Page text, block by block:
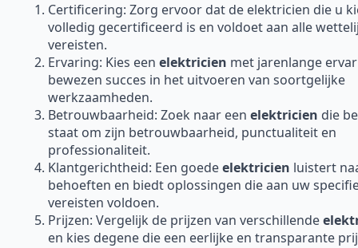
Certificering: Zorg ervoor dat de elektricien die u
volledig gecertificeerd is en voldoet aan alle
vereisten.
Ervaring: Kies een elektricien met jarenlange
bewezen succes in het uitvoeren van soortgelijke
werkzaamheden.
Betrouwbaarheid: Zoek naar een elektricien die
staat om zijn betrouwbaarheid, punctualiteit en
professionaliteit.
Klantgerichtheid: Een goedeelektricien luistert
behoeften en biedt oplossingen die aan uw
vereisten voldoen.
Prijzen: Vergelijk de prijzen van verschillende
en kies degene die een eerlijke en transparante